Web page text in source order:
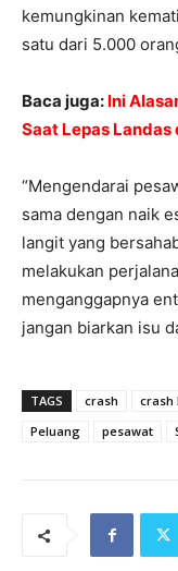
kemungkinan
satu dari 5.000
Baca juga: Ini
Saat Lepas
“Mengendarai
sama dengan naik
langit yang
melakukan
menganggapnya
jangan biarkan isu
TAGS crash crash
Peluang
pesawat